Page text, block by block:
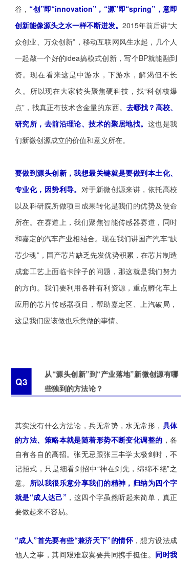
谷， “创”即“innovation”，“源”即“spring”，意即
创新能像源头之水一样不断迸发。 2015年前后讲“大
众创业、万众创新”，移动互联网风生水起，几个人
一起敲一个好的idea搞模式创新，写个BP就能融到
资。现在看来这是中游水，下游水，解渴但不长
久。所以现在大家转头聚焦硬科技，找“科创核爆
点”，找真正有技术含金量的东西。 去哪找？高校、
研究所，去前沿理论、技术的聚居地找。 这也是我
们新微创源成立的价值和意义所在。
要做到源头创新，我想最关键就是要做到本土化、
专业化，因势利导。 对于新微创源来讲，依托高校
以及科研院所做项目成果转化是我们的优势及使命
所在。在赛道上，我们聚焦智能传感器赛道，同时
和嘉定的汽车产业相结合。现在我们讲国产汽车“缺
芯少魂”，国产芯片缺乏先发优势积累，在芯片制造
成套工艺上面临卡脖子的问题，那这就是我们努力
的方向。我们要利用各种有利资源，重点孵化车上
应用的芯片传感器项目，帮助嘉定区、上汽破局，
这是我们应该做也乐意做的事情。
Q3
从“源头创新”到“产业落地”新微创源有哪
些独到的方法论？
其实没有什么方法论，兵无常势，水无常形， 具体
的方法、策略本就是随着形势不断变化调整的 ，各
自有各自的高招。张无忌跟张三丰学太极剑时，不
记招式，只是细看剑招中“神在剑先，绵绵不绝”之
意。 所以我很乐意分享我们的精神，归纳为四个字
就是“成人达己”，这四个字虽然听起来简单，真正
要做起来不容易。
“成人”首先要有些“兼济天下”的情怀，想方设法成
他人之事，其间艰难寂寞要共同携手挺住。 同时我